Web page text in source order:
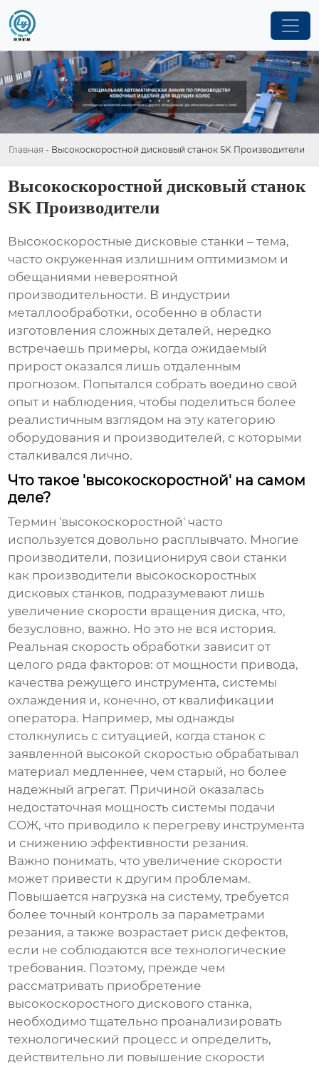
Главная - Высокоскоростной дисковый станок SK Производители
Высокоскоростной дисковый станок
SK Производители
Высокоскоростные дисковые станки – тема,
часто окруженная излишним оптимизмом и
обещаниями невероятной
производительности. В индустрии
металлообработки, особенно в области
изготовления сложных деталей, нередко
встречаешь примеры, когда ожидаемый
прирост оказался лишь отдаленным
прогнозом. Попытался собрать воедино свой
опыт и наблюдения, чтобы поделиться более
реалистичным взглядом на эту категорию
оборудования и производителей, с которыми
сталкивался лично.
Что такое 'высокоскоростной' на самом
деле?
Термин 'высокоскоростной' часто
используется довольно расплывчато. Многие
производители, позиционируя свои станки
как производители высокоскоростных
дисковых станков, подразумевают лишь
увеличение скорости вращения диска, что,
безусловно, важно. Но это не вся история.
Реальная скорость обработки зависит от
целого ряда факторов: от мощности привода,
качества режущего инструмента, системы
охлаждения и, конечно, от квалификации
оператора. Например, мы однажды
столкнулись с ситуацией, когда станок с
заявленной высокой скоростью обрабатывал
материал медленнее, чем старый, но более
надежный агрегат. Причиной оказалась
недостаточная мощность системы подачи
СОЖ, что приводило к перегреву инструмента
и снижению эффективности резания.
Важно понимать, что увеличение скорости
может привести к другим проблемам.
Повышается нагрузка на систему, требуется
более точный контроль за параметрами
резания, а также возрастает риск дефектов,
если не соблюдаются все технологические
требования. Поэтому, прежде чем
рассматривать приобретение
высокоскоростного дискового станка,
необходимо тщательно проанализировать
технологический процесс и определить,
действительно ли повышение скорости